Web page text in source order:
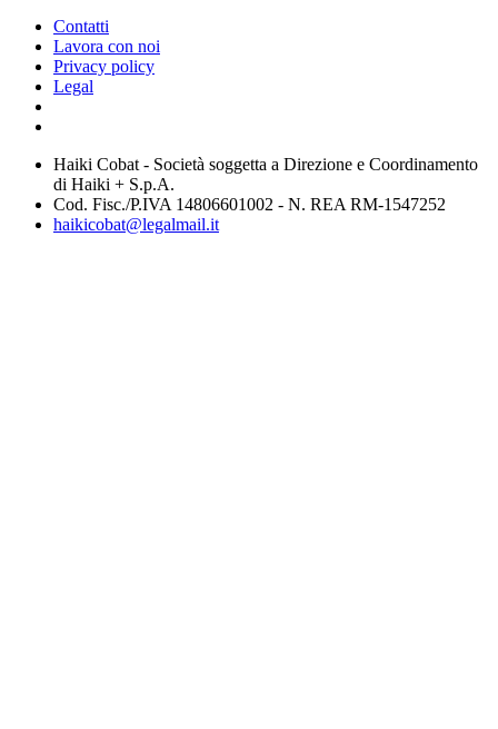
Contatti
Lavora con noi
Privacy policy
Legal
Haiki Cobat - Società soggetta a Direzione e Coordinamento
di Haiki + S.p.A.
Cod. Fisc./P.IVA 14806601002 - N. REA RM-1547252
haikicobat@legalmail.it